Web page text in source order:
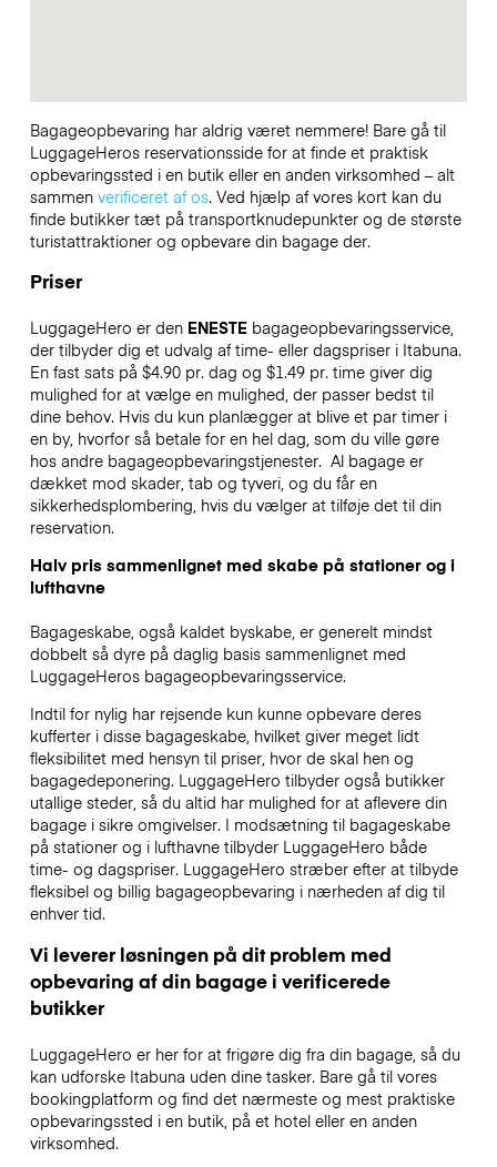
Bagageopbevaring har aldrig været nemmere! Bare gå til
LuggageHeros reservationsside for at finde et praktisk
opbevaringssted i en butik eller en anden virksomhed – alt
sammen verificeret af os. Ved hjælp af vores kort kan du
finde butikker tæt på transportknudepunkter og de største
turistattraktioner og opbevare din bagage der.
Priser
LuggageHero er den ENESTEbagageopbevaringsservice,
der tilbyder dig et udvalg af time- eller dagspriser i Itabuna.
En fast sats på $4.90 pr. dag og $1.49 pr. time giver dig
mulighed for at vælge en mulighed, der passer bedst til
dine behov. Hvis du kun planlægger at blive et par timer i
en by, hvorfor så betale for en hel dag, som du ville gøre
hos andre bagageopbevaringstjenester. Al bagage er
dækket mod skader, tab og tyveri, og du får en
sikkerhedsplombering, hvis du vælger at tilføje det til din
reservation.
Halv pris sammenlignet med skabe på stationer og i
lufthavne
Bagageskabe, også kaldet byskabe, er generelt mindst
dobbelt så dyre på daglig basis sammenlignet med
LuggageHeros bagageopbevaringsservice.
Indtil for nylig har rejsende kun kunne opbevare deres
kufferter i disse bagageskabe, hvilket giver meget lidt
fleksibilitet med hensyn til priser, hvor de skal hen og
bagagedeponering. LuggageHero tilbyder også butikker
utallige steder, så du altid har mulighed for at aflevere din
bagage i sikre omgivelser. I modsætning til bagageskabe
på stationer og i lufthavne tilbyder LuggageHero både
time- og dagspriser. LuggageHero stræber efter at tilbyde
fleksibel og billig bagageopbevaring i nærheden af dig til
enhver tid.
Vi leverer løsningen på dit problem med
opbevaring af din bagage i verificerede
butikker
LuggageHero er her for at frigøre dig fra din bagage, så du
kan udforske Itabuna uden dine tasker. Bare gå til vores
bookingplatform og find det nærmeste og mest praktiske
opbevaringssted i en butik, på et hotel eller en anden
virksomhed.